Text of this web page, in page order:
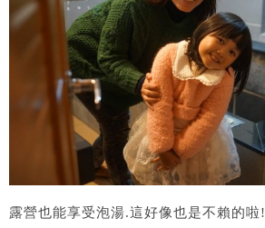
露營也能享受泡湯.這好像也是不賴的啦!